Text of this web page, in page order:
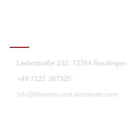
Lederstraße 102, 72764 Reutlingen
+49 7121 387325
info@blumen-und-ambiente.com